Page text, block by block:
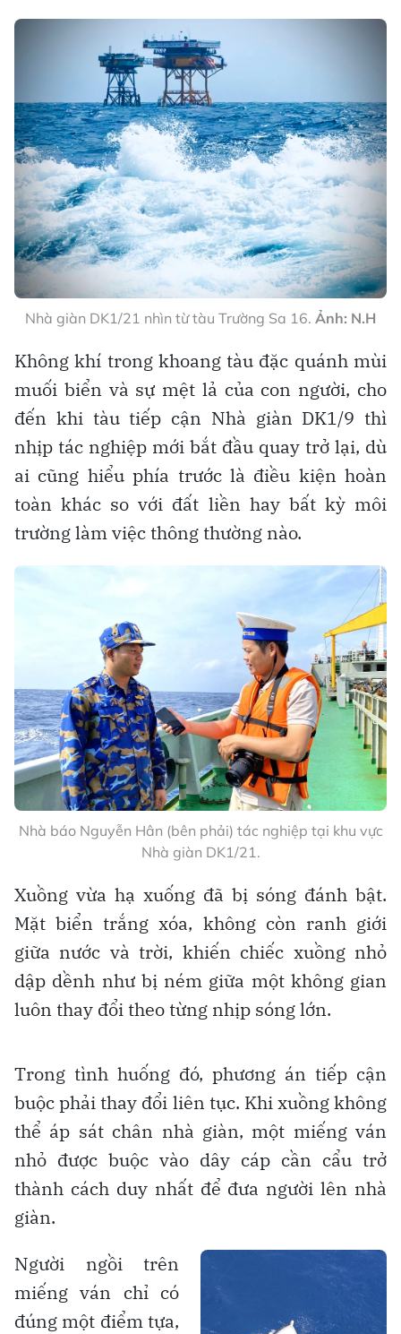
Nhà giàn DK1/21 nhìn từ tàu Trường Sa 16. Ảnh: N.H
Không khí trong khoang tàu đặc quánh mùi
muối biển và sự mệt lả của con người, cho
đến khi tàu tiếp cận Nhà giàn DK1/9 thì
nhịp tác nghiệp mới bắt đầu quay trở lại, dù
ai cũng hiểu phía trước là điều kiện hoàn
toàn khác so với đất liền hay bất kỳ môi
trường làm việc thông thường nào.
Nhà báo Nguyễn Hân (bên phải) tác nghiệp tại khu vực
Nhà giàn DK1/21.
Xuồng vừa hạ xuống đã bị sóng đánh bật.
Mặt biển trắng xóa, không còn ranh giới
giữa nước và trời, khiến chiếc xuồng nhỏ
dập dềnh như bị ném giữa một không gian
luôn thay đổi theo từng nhịp sóng lớn.
Trong tình huống đó, phương án tiếp cận
buộc phải thay đổi liên tục. Khi xuồng không
thể áp sát chân nhà giàn, một miếng ván
nhỏ được buộc vào dây cáp cần cẩu trở
thành cách duy nhất để đưa người lên nhà
giàn.
Người ngồi trên
miếng ván chỉ có
đúng một điểm tựa,